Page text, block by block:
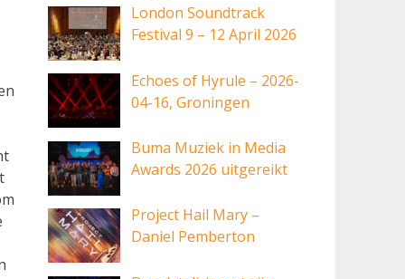
London Soundtrack
Festival 9 – 12 April 2026
Echoes of Hyrule – 2026-
04-16, Groningen
Buma Muziek in Media
Awards 2026 uitgereikt
Project Hail Mary –
Daniel Pemberton